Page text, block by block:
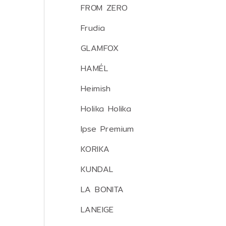
FROM ZERO
Frudia
GLAMFOX
HAMÉL
Heimish
Holika Holika
Ipse Premium
KORIKA
KUNDAL
LA BONITA
LANEIGE